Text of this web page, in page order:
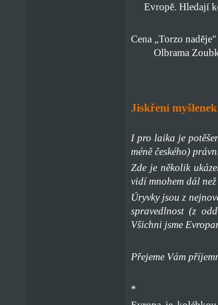
Evropě. Hledají
Cena „Torzo
Olbrama
Jiskření
I pro laika je
méně českého)
Zde je několik
vidí mnohem dál
Úryvky jsou z
spravedlnost (z
Všichni jsme
Přejeme Vám
*